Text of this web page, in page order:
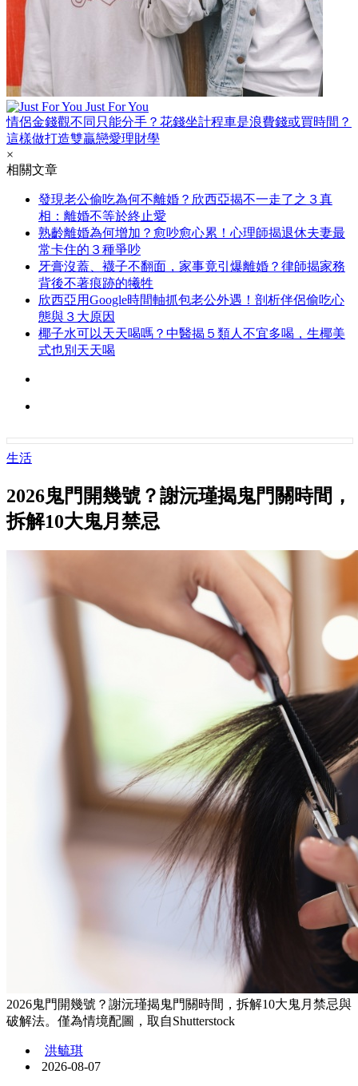
Just For You
情侶金錢觀不同只能分手？花錢坐計程車是浪費錢或買時間？
這樣做打造雙贏戀愛理財學
×
相關文章
發現老公偷吃為何不離婚？欣西亞揭不一走了之３真
相：離婚不等於終止愛
熟齡離婚為何增加？愈吵愈心累！心理師揭退休夫妻最
常卡住的３種爭吵
牙膏沒蓋、襪子不翻面，家事竟引爆離婚？律師揭家務
背後不著痕跡的犧牲
欣西亞用Google時間軸抓包老公外遇！剖析伴侶偷吃心
態與３大原因
椰子水可以天天喝嗎？中醫揭５類人不宜多喝，生椰美
式也別天天喝
生活
2026鬼門開幾號？謝沅瑾揭鬼門關時間，
拆解10大鬼月禁忌
2026鬼門開幾號？謝沅瑾揭鬼門關時間，拆解10大鬼月禁忌與
破解法。僅為情境配圖，取自Shutterstock
洪毓琪
2026-08-07